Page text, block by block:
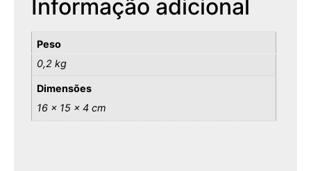
Informação adicional
Peso
0,2 kg
Dimensões
16 × 15 × 4 cm